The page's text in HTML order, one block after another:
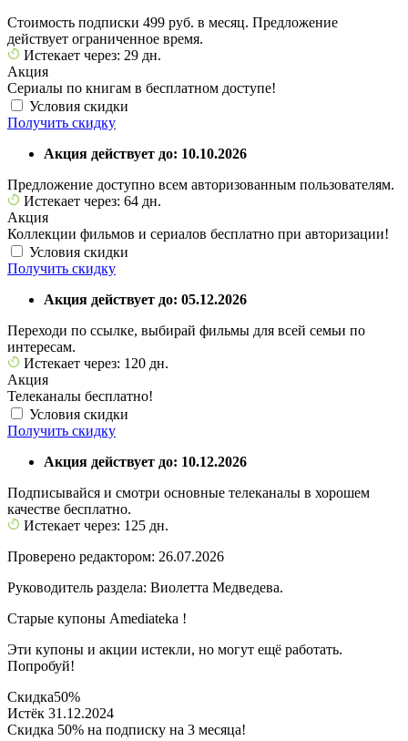
Стоимость подписки 499 руб. в месяц. Предложение
действует ограниченное время.
Истекает через: 29 дн.
Акция
Сериалы по книгам в бесплатном доступе!
Условия скидки
Получить скидку
Акция действует до: 10.10.2026
Предложение доступно всем авторизованным пользователям.
Истекает через: 64 дн.
Акция
Коллекции фильмов и сериалов бесплатно при авторизации!
Условия скидки
Получить скидку
Акция действует до: 05.12.2026
Переходи по ссылке, выбирай фильмы для всей семьи по
интересам.
Истекает через: 120 дн.
Акция
Телеканалы бесплатно!
Условия скидки
Получить скидку
Акция действует до: 10.12.2026
Подписывайся и смотри основные телеканалы в хорошем
качестве бесплатно.
Истекает через: 125 дн.
Проверено редактором: 26.07.2026
Руководитель раздела: Виолетта Медведева.
Старые купоны Amediateka !
Эти купоны и акции истекли, но могут ещё работать.
Попробуй!
Скидка50%
Истёк 31.12.2024
Скидка 50% на подписку на 3 месяца!